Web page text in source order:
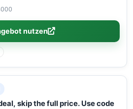
nutzen
skip the full price. Use code